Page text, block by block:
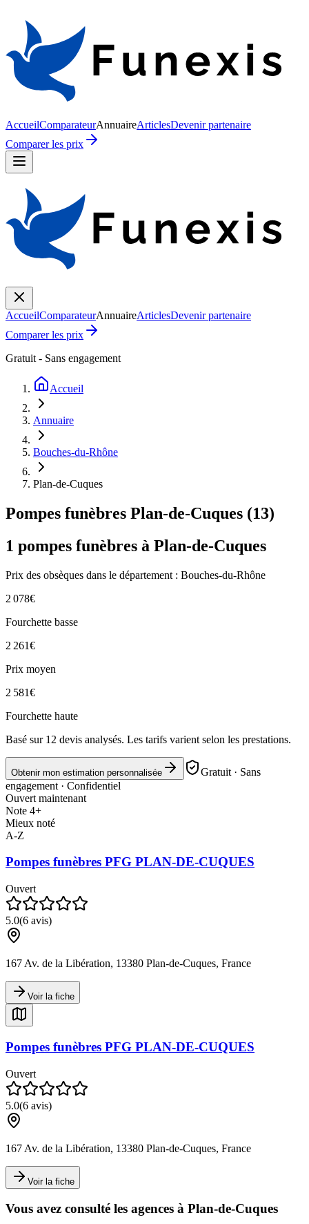
AccueilComparateurAnnuaireArticlesDevenir partenaire
Comparer les prix
AccueilComparateurAnnuaireArticlesDevenir partenaire
Comparer les prix
Gratuit - Sans engagement
Accueil
Annuaire
Bouches-du-Rhône
Plan-de-Cuques
Pompes funèbres Plan-de-Cuques (13)
1 pompes funèbres à Plan-de-Cuques
Prix des obsèques dans le département : Bouches-du-Rhône
2 078€
Fourchette basse
2 261€
Prix moyen
2 581€
Fourchette haute
Basé sur 12 devis analysés. Les tarifs varient selon les prestations.
Obtenir mon estimation personnalisée
Gratuit · Sans
engagement · Confidentiel
Ouvert maintenant
Note 4+
Mieux noté
A-Z
Pompes funèbres PFG PLAN-DE-CUQUES
Ouvert
5.0(6 avis)
167 Av. de la Libération, 13380 Plan-de-Cuques, France
Voir la fiche
Pompes funèbres PFG PLAN-DE-CUQUES
Ouvert
5.0(6 avis)
167 Av. de la Libération, 13380 Plan-de-Cuques, France
Voir la fiche
Vous avez consulté les agences à Plan-de-Cuques